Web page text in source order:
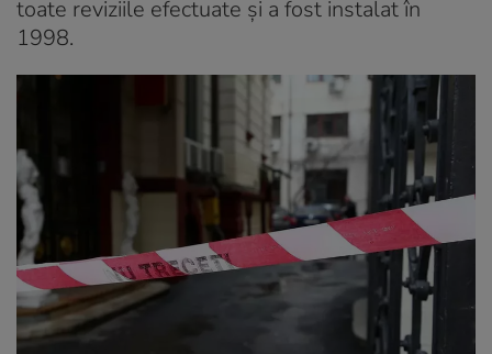
toate reviziile efectuate și a fost instalat în
1998.